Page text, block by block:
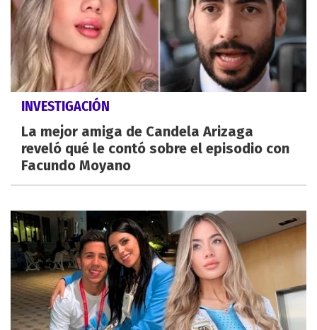
INVESTIGACIÓN
La mejor amiga de Candela Arizaga
reveló qué le contó sobre el episodio con
Facundo Moyano